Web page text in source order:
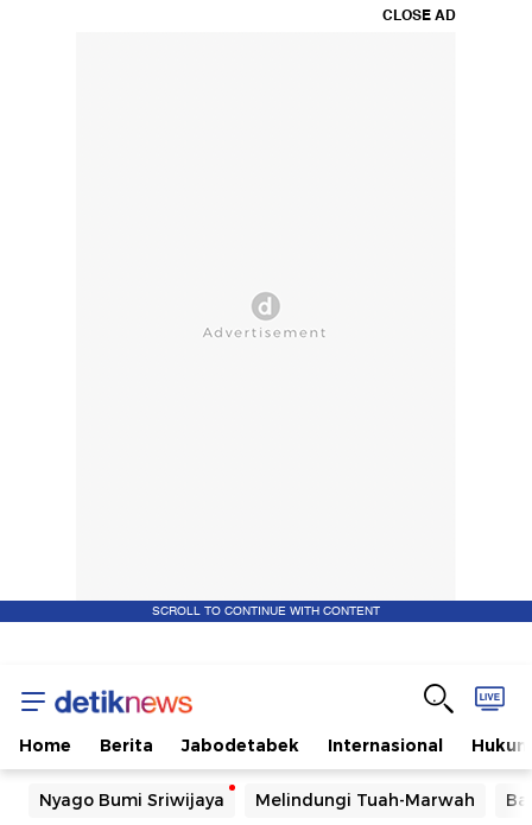
CLOSE AD
SCROLL TO CONTINUE WITH CONTENT
Home Berita Jabodetabek Internasional Hukum
Nyago Bumi Sriwijaya Melindungi Tuah-Marwah